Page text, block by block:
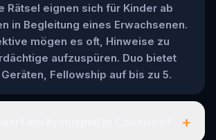
Rätsel eignen sich für Kinder ab
in Begleitung eines Erwachsenen.
mögen es oft, Hinweise zu
aufzuspüren. Duo bietet
Fellowship auf bis zu 5.
+